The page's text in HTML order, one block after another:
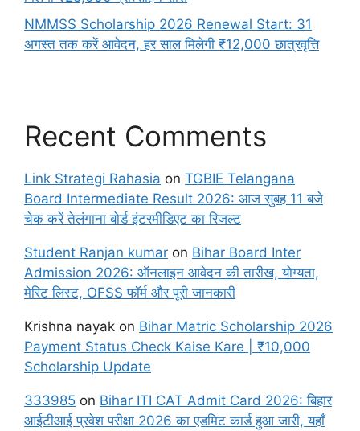
NMMSS Scholarship 2026 Renewal Start: 31
अगस्त तक करें आवेदन, हर साल मिलेगी ₹12,000 छात्रवृत्ति
Recent Comments
Link Strategi Rahasia on TGBIE Telangana
Board Intermediate Result 2026: आज सुबह 11 बजे
चेक करें तेलंगाना बोर्ड इंटरमीडिएट का रिजल्ट
Student Ranjan kumar on Bihar Board Inter
Admission 2026: ऑनलाइन आवेदन की तारीख, योग्यता,
मेरिट लिस्ट, OFSS फॉर्म और पूरी जानकारी
Krishna nayak on Bihar Matric Scholarship 2026
Payment Status Check Kaise Kare | ₹10,000
Scholarship Update
333985 on Bihar ITI CAT Admit Card 2026: बिहार
आईटीआई प्रवेश परीक्षा 2026 का एडमिट कार्ड हुआ जारी, यहाँ